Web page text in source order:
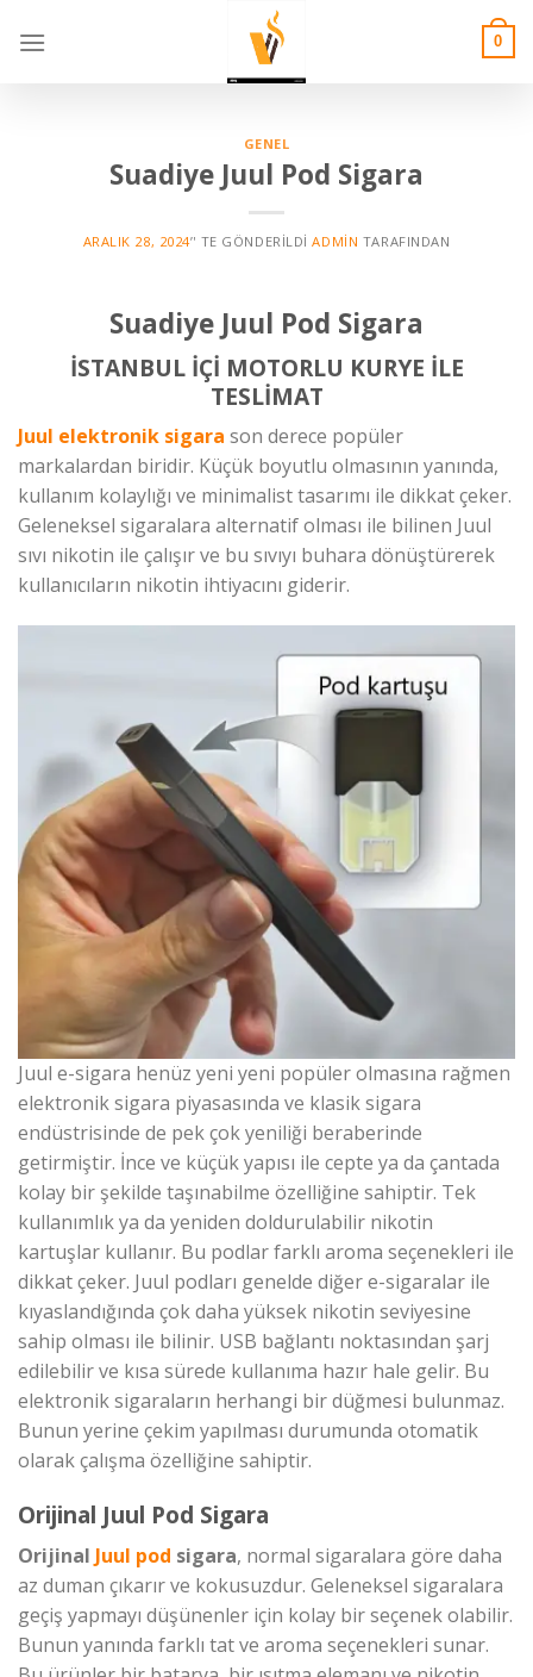
0
GENEL
Suadiye Juul Pod Sigara
ARALIK 28, 2024’' TE GÖNDERILDI ADMIN TARAFINDAN
Suadiye Juul Pod Sigara
İSTANBUL İÇİ MOTORLU KURYE İLE
TESLİMAT
Juul elektronik sigara son derece popüler
markalardan biridir. Küçük boyutlu olmasının yanında,
kullanım kolaylığı ve minimalist tasarımı ile dikkat çeker.
Geleneksel sigaralara alternatif olması ile bilinen Juul
sıvı nikotin ile çalışır ve bu sıvıyı buhara dönüştürerek
kullanıcıların nikotin ihtiyacını giderir.
Juul e-sigara henüz yeni yeni popüler olmasına rağmen
elektronik sigara piyasasında ve klasik sigara
endüstrisinde de pek çok yeniliği beraberinde
getirmiştir. İnce ve küçük yapısı ile cepte ya da çantada
kolay bir şekilde taşınabilme özelliğine sahiptir. Tek
kullanımlık ya da yeniden doldurulabilir nikotin
kartuşlar kullanır. Bu podlar farklı aroma seçenekleri ile
dikkat çeker. Juul podları genelde diğer e-sigaralar ile
kıyaslandığında çok daha yüksek nikotin seviyesine
sahip olması ile bilinir. USB bağlantı noktasından şarj
edilebilir ve kısa sürede kullanıma hazır hale gelir. Bu
elektronik sigaraların herhangi bir düğmesi bulunmaz.
Bunun yerine çekim yapılması durumunda otomatik
olarak çalışma özelliğine sahiptir.
Orijinal Juul Pod Sigara
Orijinal Juul pod sigara, normal sigaralara göre daha
az duman çıkarır ve kokusuzdur. Geleneksel sigaralara
geçiş yapmayı düşünenler için kolay bir seçenek olabilir.
Bunun yanında farklı tat ve aroma seçenekleri sunar.